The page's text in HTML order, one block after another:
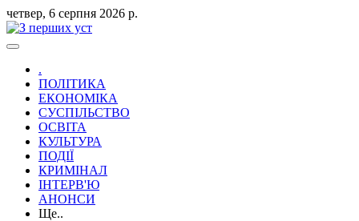
четвер, 6 серпня 2026 р.
.
ПОЛІТИКА
ЕКОНОМІКА
СУСПІЛЬСТВО
ОСВІТА
КУЛЬТУРА
ПОДІЇ
КРИМІНАЛ
ІНТЕРВ'Ю
АНОНСИ
Ще..